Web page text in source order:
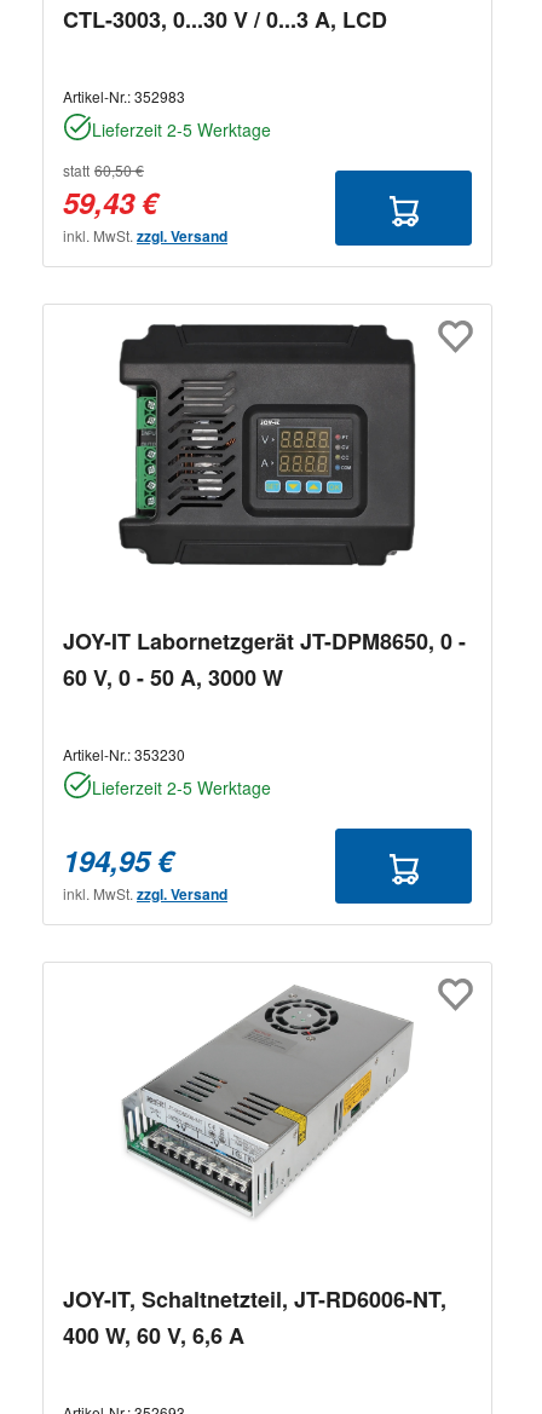
CTL-3003, 0...30 V / 0...3 A, LCD
Artikel-Nr.:352983
Lieferzeit 2-5 Werktage
statt 60,50 €
59,43 €
inkl. MwSt. zzgl. Versand
JOY-IT Labornetzgerät JT-DPM8650, 0 -
60 V, 0 - 50 A, 3000 W
Artikel-Nr.:353230
Lieferzeit 2-5 Werktage
194,95 €
inkl. MwSt. zzgl. Versand
JOY-IT, Schaltnetzteil, JT-RD6006-NT,
400 W, 60 V, 6,6 A